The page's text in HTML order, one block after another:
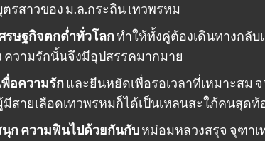
ตรสาวของ ม.ล.กระถิน เทวพรหม
รษฐกิจตกต่ำทั่วโลกทำให้ทั้งคู่ต้องเดินทางกลับ
ความรักนั้นจึงมีอุปสรรคมากมาย
อความรักและยืนหยัดเพื่อรอเวลาที่เหมาะส
สายเลือดเทวพรหมก็ได้เป็นเหลนสะใภ้คนสุดท้
ก ความฟินไปด้วยกันกับหม่อมหลวงสรุจ จุฑาเ